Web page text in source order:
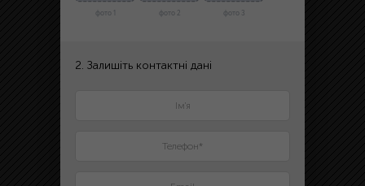
фото 1 фото 2 фото 3
2. Залишіть контактні дані